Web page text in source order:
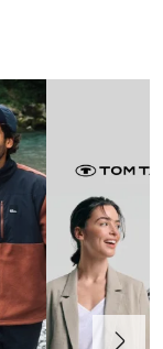
Toliau